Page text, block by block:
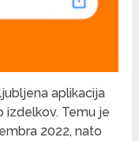
aplikacija
izdelkov. Temu je
2022, nato